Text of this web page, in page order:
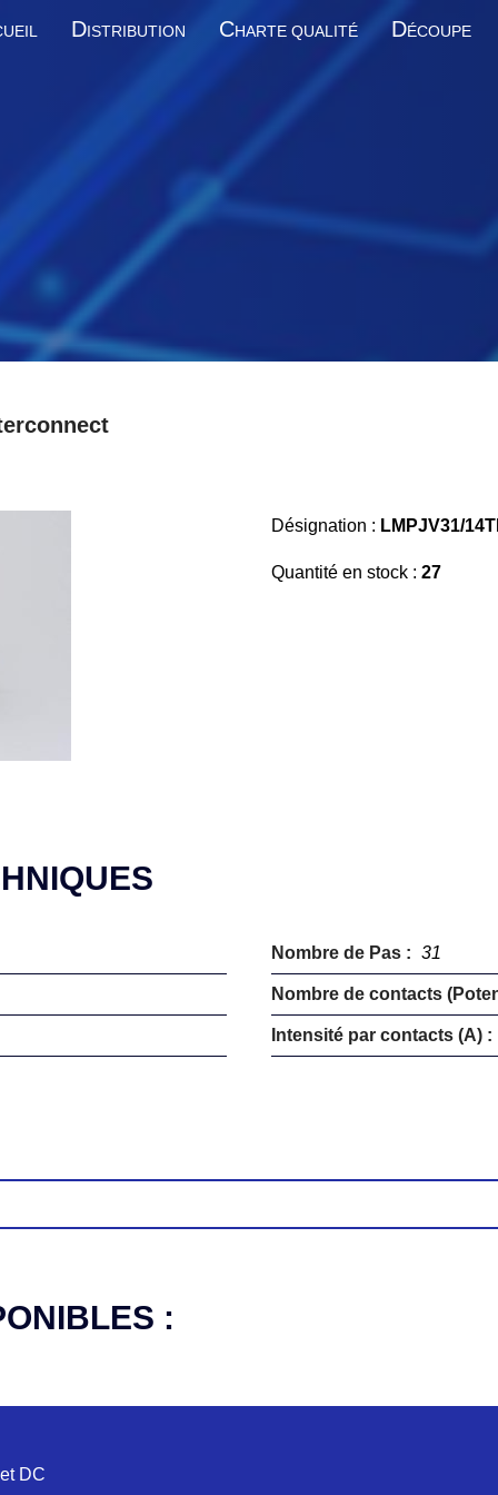
DISTRIBUTION CHARTE QUALITÉ DÉCOUPE
Désignation : LMPJV31/
Quantité en stock : 27
Nombre de Pas : 31
Nombre de contacts
Intensité par contacts (A) :
:
DC